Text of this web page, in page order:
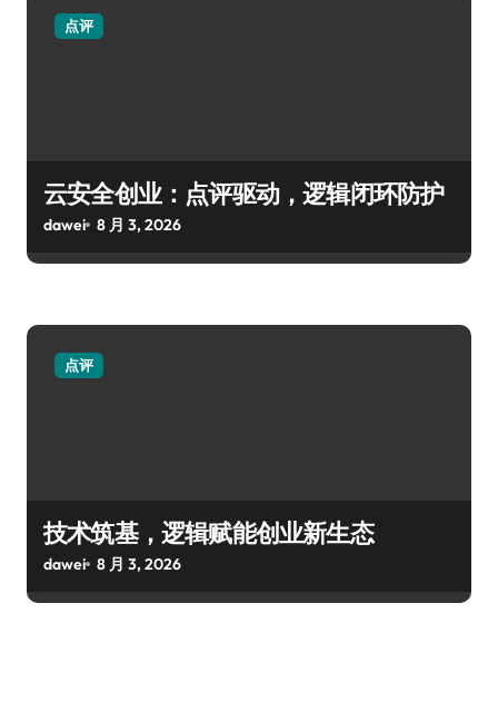
点评
云安全创业：点评驱动，逻辑闭环防护
dawei 8 月 3, 2026
点评
技术筑基，逻辑赋能创业新生态
dawei 8 月 3, 2026